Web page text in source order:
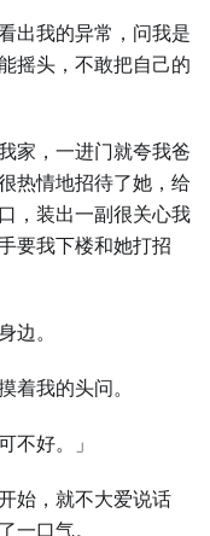
出我的异常，问我是
摇头，不敢把自己的
家，一进门就夸我爸
热情地招待了她，给
，装出一副很关心我
要我下楼和她打招
边。
着我的头问。
不好。」
始，就不大爱说话
一口气。